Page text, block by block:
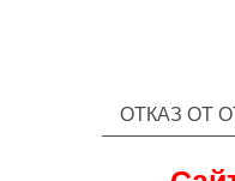
ОТКАЗ ОТ